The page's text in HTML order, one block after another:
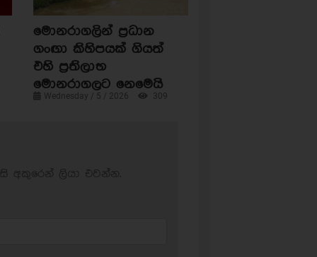
මොනරාගලින් ප්‍රධාන
ගංඟා කිහිපයක් ගියත්
එහි ප්‍රතිලාභ
මොනරාගලට නෙමෙයි
Wednesday / 5 / 2026 309